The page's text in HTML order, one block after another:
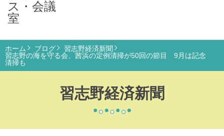
習志野経済新聞
ホーム ブログ
習志野経済新聞
習志野の海を守る会、茜浜の定例清掃が50回の節目 9月は記念
清掃も